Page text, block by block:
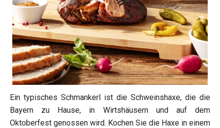
Ein typisches Schmankerl ist die Schweinshaxe, die die
Bayern zu Hause, in Wirtshäusern und auf dem
Oktoberfest genossen wird. Kochen Sie die Haxe in einem